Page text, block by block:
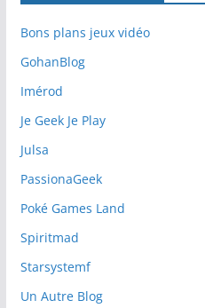
Bons plans jeux vidéo
GohanBlog
Imérod
Je Geek Je Play
Julsa
PassionaGeek
Poké Games Land
Spiritmad
Starsystemf
Un Autre Blog